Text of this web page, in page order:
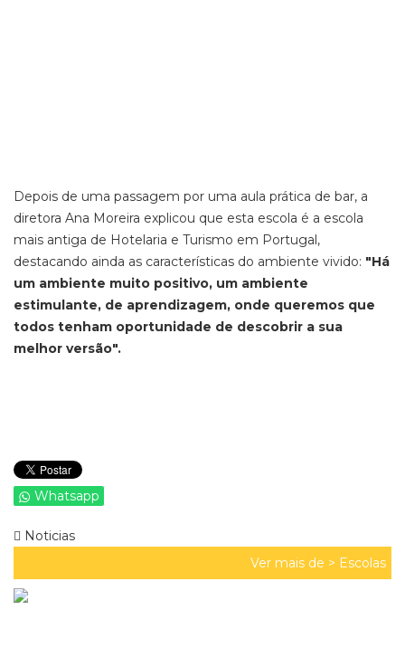
Depois de uma passagem por uma aula prática de bar, a
diretora Ana Moreira explicou que esta escola é a escola
mais antiga de Hotelaria e Turismo em Portugal,
destacando ainda as características do ambiente vivido: "Há
um ambiente muito positivo, um ambiente
estimulante, de aprendizagem, onde queremos que
todos tenham oportunidade de descobrir a sua
melhor versão".
Whatsapp
Noticias
Ver mais de > Escolas